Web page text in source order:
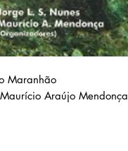
Maranhão
Araújo Mendonça